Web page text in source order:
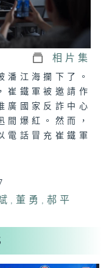
相片集
潘江海攔下了。
崔鐵軍被邀請作
廣國家反詐中心
間爆紅。然而，
電話冒充崔鐵軍
, 董勇 ,郝平